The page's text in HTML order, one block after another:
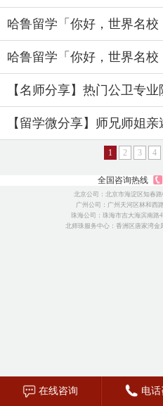
哈鲁留学「你好，世界名
农业大学专场
哈鲁留学「你好，世界名
北校专场
【名师分享】热门公卫专
读、经典录取案例解析！（
【留学微分享】师兄师姐
世界名校的申请诀窍！
1 2 3 4
全国咨询热
北京公司：北京市海淀区知春
广州公司：广州天河区林和西
珠海公司：珠海市吉大海滨南路
北师珠服务中心：香洲区唐家湾金
在线咨询 电话